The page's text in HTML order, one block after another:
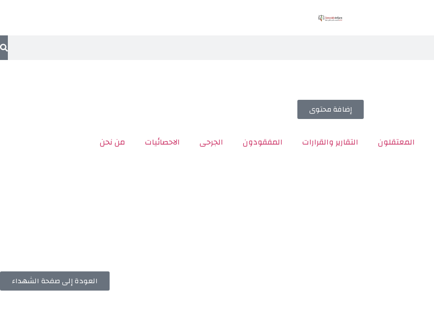
إضافة محتوى
المعتقلون التقارير والقرارات المفقودون الجرحى الاحصائيات من نحن
العودة إلى صفحة الشهداء